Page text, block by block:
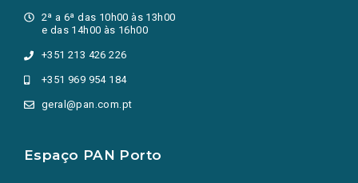
2ª a 6ª das 10h00 às 13h00
e das 14h00 às 16h00
+351 213 426 226
+351 969 954 184
geral@pan.com.pt
Espaço PAN Porto